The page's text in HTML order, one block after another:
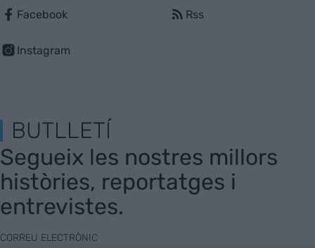
Facebook
Instagram
Rss
BUTLLETÍ
Segueix les nostres millors
històries, reportatges i
entrevistes.
CORREU ELECTRÒNIC